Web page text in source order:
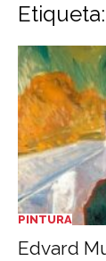
PINTURA
Edvard